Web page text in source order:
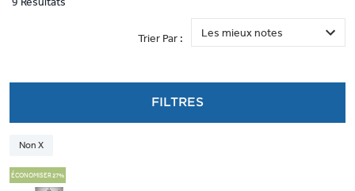
Trier Par :
FILTRES
Non X
ÉCONOMISER 27%